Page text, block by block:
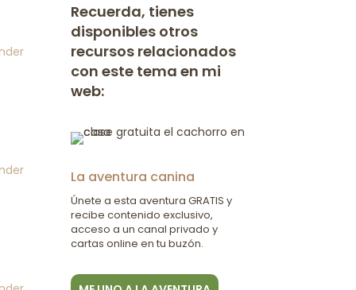
Recuerda, tienes
disponibles otros
recursos relacionados
con este tema en mi
web:
La aventura canina
Únete a esta aventura GRATIS y
recibe contenido exclusivo,
acceso a un canal privado y
cartas online en tu buzón.